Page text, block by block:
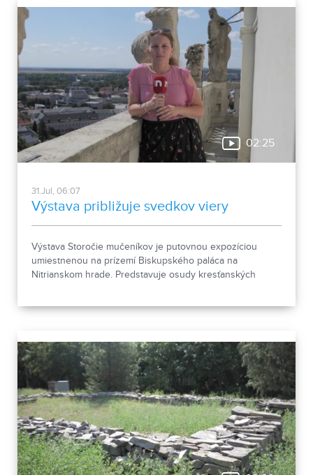
02:25
31.Jul, 06:07
Výstava približuje svedkov viery
Výstava Storočie mučeníkov je putovnou expozíciou
umiestnenou na prízemí Biskupského paláca na
Nitrianskom hrade. Predstavuje osudy kresťanských